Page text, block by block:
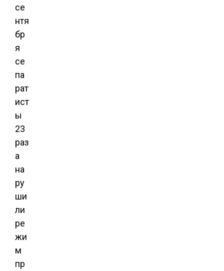
се
нтя
бр
я
се
па
рат
ист
ы
23
раз
а
на
ру
ши
ли
ре
жи
м
пр